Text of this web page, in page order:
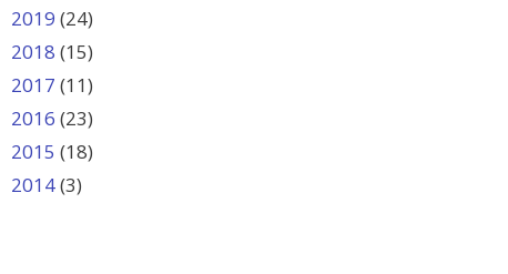
2019 (24)
2018 (15)
2017 (11)
2016 (23)
2015 (18)
2014(3)